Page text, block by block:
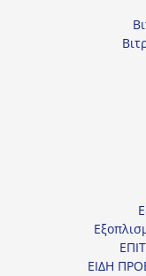
ΕΙΔΗ